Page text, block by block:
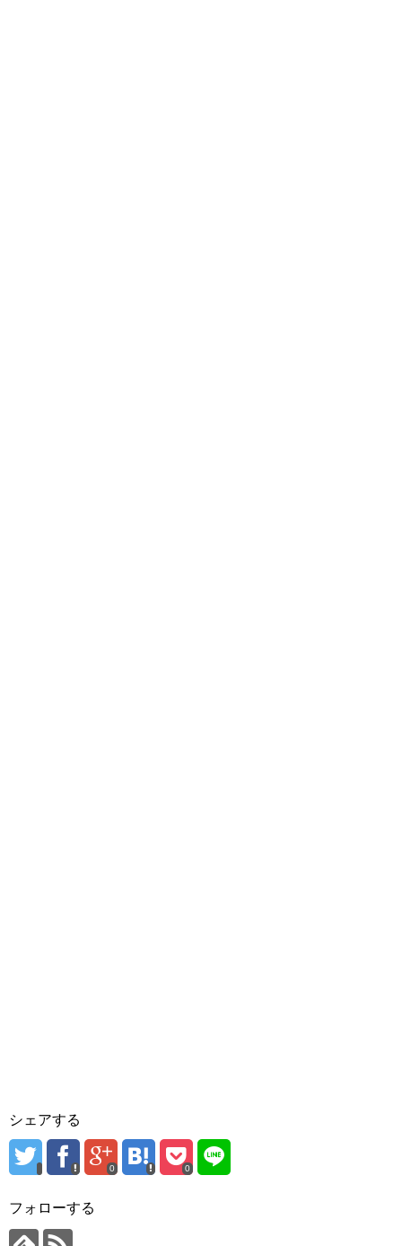
シェアする
0 0
フォローする